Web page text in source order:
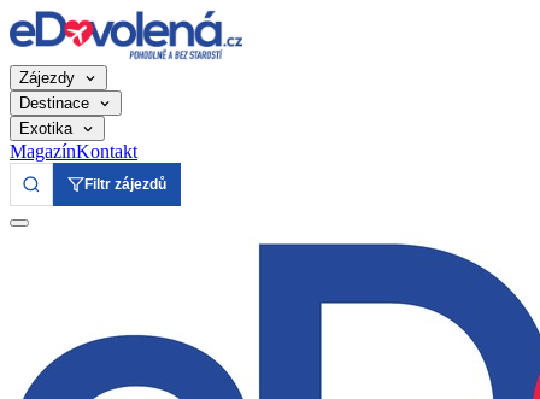
Zájezdy
Destinace
Exotika
MagazínKontakt
Filtr zájezdů